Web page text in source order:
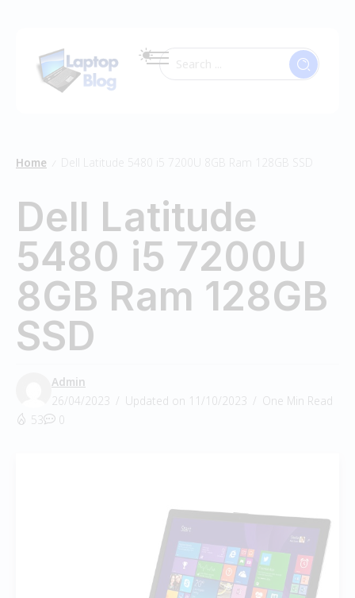
Home Dell Latitude 5480 i5 7200U 8GB Ram 128GB SSD
Dell Latitude
5480 i5 7200U
8GB Ram 128GB
SSD
Admin
26/04/2023
Updated on 11/10/2023
One Min Read
53
0